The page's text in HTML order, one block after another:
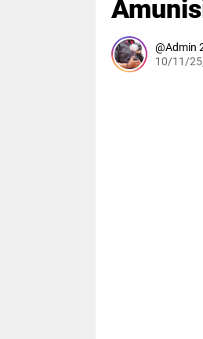
Admin
10/11/